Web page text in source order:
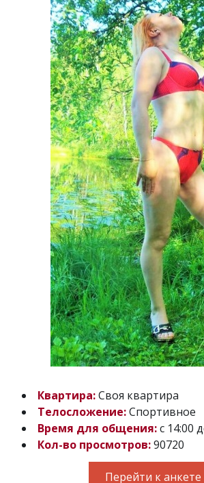
Квартира:Своя квартира
Телосложение:Спортивное
Время для общения:с 14:00
Кол-во просмотров:90720
Перейти к анкете